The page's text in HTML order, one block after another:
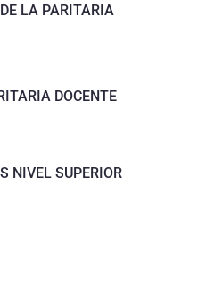
LA PARITARIA
DOCENTE
NIVEL SUPERIOR